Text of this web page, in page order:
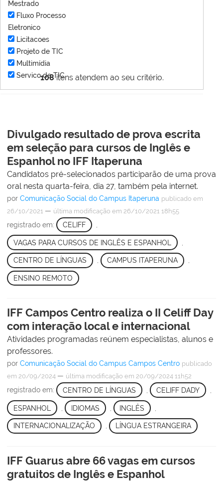
108itens atendem ao seu critério.
Mestrado
Fluxo Processo
Eletronico
Licitacoes
Projeto de TIC
Multimídia
Servico de TIC
Divulgado resultado de prova escrita
em seleção para cursos de Inglês e
Espanhol no IFF Itaperuna
Candidatos pré-selecionados participarão de uma prova
oral nesta quarta-feira, dia 27, também pela internet.
por Comunicação Social do Campus Itaperuna publicado em
26/10/2021 — última modificação em 26/10/2021 18h55
registrado em: CELIFF
VAGAS PARA CURSOS DE INGLÊS E ESPANHOL
CENTRO DE LÍNGUAS , CAMPUS ITAPERUNA ,
ENSINO REMOTO
IFF Campos Centro realiza o II Celiff Day
com interação local e internacional
Atividades programadas reúnem especialistas, alunos e
professores.
por Comunicação Social do Campus Campos Centro publicado
em 20/09/2024 — última modificação em 20/09/2024 11h52
registrado em: CENTRO DE LÍNGUAS CELIFF DADY
ESPANHOL IDIOMAS INGLÊS
INTERNACIONALIZAÇÃO , LÍNGUA ESTRANGEIRA
IFF Guarus abre 66 vagas em cursos
gratuitos de Inglês e Espanhol